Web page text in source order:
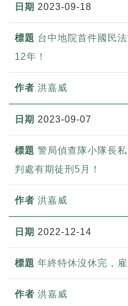
2023-09-18
台中地院首件國民
12年！
洪嘉威
2023-09-07
警局偵查隊小隊長
判處有期徒刑5月！
洪嘉威
2022-12-14
年終特休沒休完，
洪嘉威